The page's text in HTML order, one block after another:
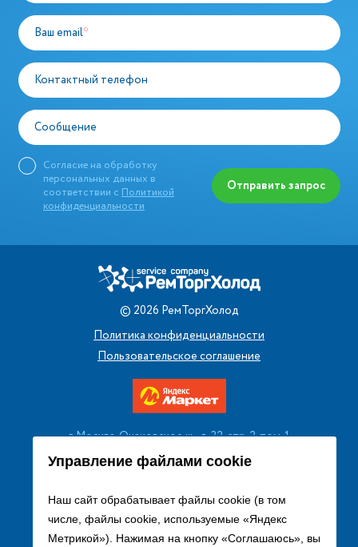
Управление файлами cookie
Наш сайт обрабатывает файлы cookie (в том
числе, файлы cookie, используемые «Яндекс
Метрикой»). Нажимая на кнопку «Соглашаюсь», вы
Ваш email*
Контактный телефон
Сообщение
Согласие на обработку
персональных данных в
соответствии с Политикой
конфиденциальности
Отправить запрос
© 2026 РемТоргХолод
Политика конфиденциальности
Пользовательское соглашение
г. Москва, Очаковское ш., д. 32, стр. 2, пом. 1
+7 (495) 256 08 13
Заказать звонок
sales@remtorgholod.ru